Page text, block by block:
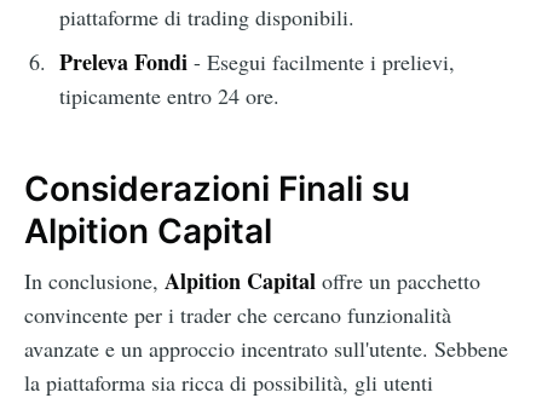
piattaforme di trading disponibili.
Preleva Fondi- Esegui facilmente i prelievi,
tipicamente entro 24 ore.
Considerazioni Finali su
Alpition Capital
In conclusione, Alpition Capital offre un pacchetto
convincente per i trader che cercano funzionalità
avanzate e un approccio incentrato sull'utente. Sebbene
la piattaforma sia ricca di possibilità, gli utenti